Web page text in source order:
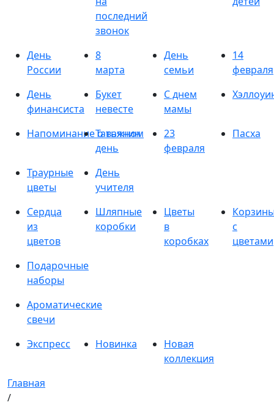
последний
звонок
День
России
8
марта
День
семьи
14
февраля
День
финансиста
Букет
невесте
С днем
мамы
Напоминание о важном
Татьянин
день
23
февраля
Пасха
Траурные
цветы
День
учителя
Сердца
из
цветов
Шляпные
коробки
Цветы
в
коробках
с
цветами
Подарочные
наборы
Ароматические
свечи
Экспресс
Новинка
Новая
коллекция
Главная
/